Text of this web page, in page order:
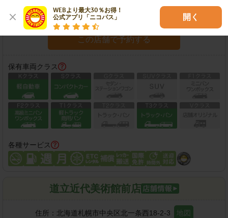
WEBより最大30％お得！
公式アプリ「ニコパス」
開く
営業時間：09:00-19:00
この店舗で予約する
保有車両クラス
各種サービス
道立近代美術館前店
住所： 北海道札幌市中央区北一条西18-2-3 地図